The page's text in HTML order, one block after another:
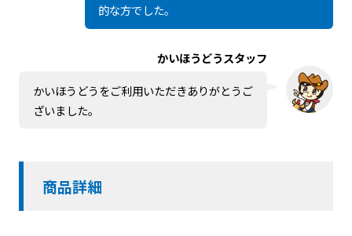
的な方でした。
かいほうどうスタッフ
かいほうどうをご利用いただきありがとうご
ざいました。
商品詳細